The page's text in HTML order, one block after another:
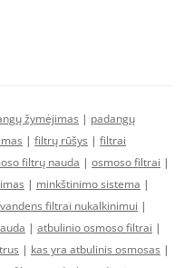
žymėjimas | padangų
| filtrų rūšys | filtrai
filtrų nauda | osmoso filtrai |
| minkštinimo sistema |
vandens filtrai nukalkinimui |
| atbulinio osmoso filtrai |
| kas yra atbulinis osmosas |